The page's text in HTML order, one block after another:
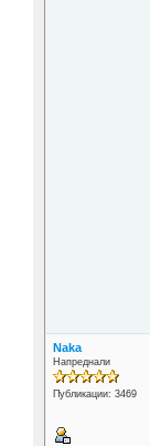
Naka
Напреднали
Публикации: 3469